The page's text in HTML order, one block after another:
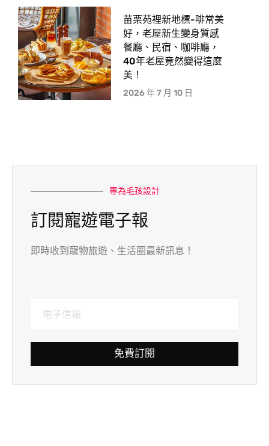
苗栗苑裡新地標-啡常美
好，老屋新生變身質感
餐廳、民宿、咖啡廳，
40年老屋竟然變得這麼
美！
2026 年 7 月 10 日
專為毛孩設計
訂閱寵遊電子報
即時收到寵物旅遊、生活圈最新訊息！
免費訂閱